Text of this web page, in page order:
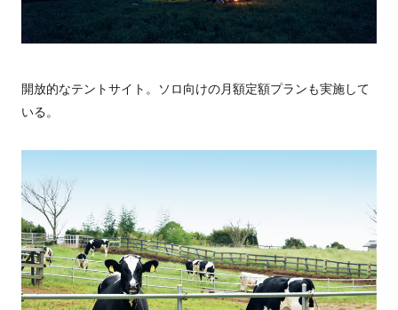
開放的なテントサイト。ソロ向けの月額定額プランも実施して
いる。